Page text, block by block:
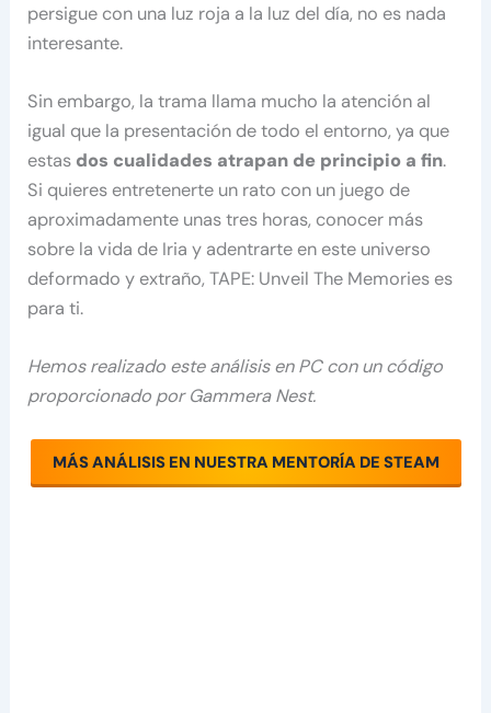
persigue con una luz roja a la luz del día, no es nada
interesante.
Sin embargo, la trama llama mucho la atención al
igual que la presentación de todo el entorno, ya que
estas dos cualidades atrapan de principio a fin.
Si quieres entretenerte un rato con un juego de
aproximadamente unas tres horas, conocer más
sobre la vida de Iria y adentrarte en este universo
deformado y extraño, TAPE: Unveil The Memories es
para ti.
Hemos realizado este análisis en PC con un código
proporcionado por Gammera Nest.
MÁS ANÁLISIS EN NUESTRA MENTORÍA DE STEAM